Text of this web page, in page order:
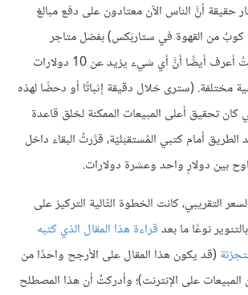
حقيقة أنَّ الناس الآن معتادون على دفع مبالغ
كوبٌ من القهوة في ستاربَكس) بفضل متاجر
التطبيقات. ولكنَّني كنتُ أعرف أيضًا أنَّ أي شيء يزيد عن 10 دولارات
مختلفة. (سترى خلال دقيقة إثباتًا أو دحضًا لهذه
كان تحقيق أعلى المبيعات الممكنة لخلق قاعدة
الطريق أمام كتبي المُستقبَليّة، قرَّرتُ البقاء داخل
بين دولارٍ واحد وعشرة دولارات.
التقريبي، كانت الخطوة التّالية التركيز على
نوعًا ما بعدقراءةهذا المقال الذيكتبه
تجزئة (قد يكون هذا المقال على الأرجح واحدًا من
على الإنترنت)؛ وأدركتُ أن هذا المصطلح